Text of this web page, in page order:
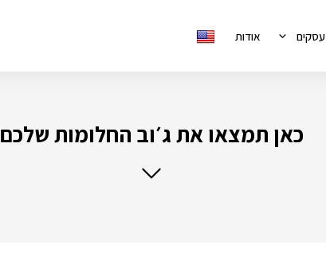
עסקים אודות
כאן תמצאו את ג׳וב החלומות שלכם